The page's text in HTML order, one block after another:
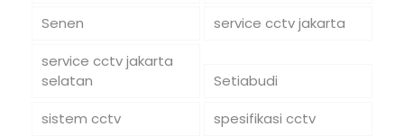
Senen
service cctv jakarta
service cctv jakarta
selatan
Setiabudi
sistem cctv
spesifikasi cctv